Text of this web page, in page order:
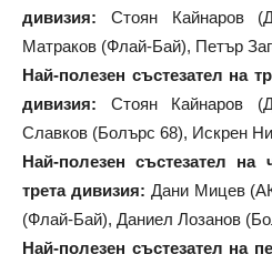
дивизия: Стоян Кайнаров
Матраков (Флай-Бай), Петър
Най-полезен състезател на
дивизия: Стоян Кайнаров
Славков (Болърс 68), Искрен
Най-полезен състезател на
трета дивизия: Дани Мицев
(Флай-Бай), Даниел Лозанов
Най-полезен състезател на